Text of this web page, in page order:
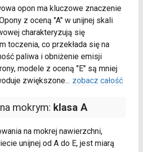
opon ma kluczowe znaczenie
z oceną "A" w unijnej skali
charakteryzują się
toczenia, co przekłada się na
paliwa i obniżenie emisji
modele z oceną "E" są mniej
zwiększone... zobacz całość
mokrym: klasa A
na mokrej nawierzchni,
unijnej od A do E, jest miarą